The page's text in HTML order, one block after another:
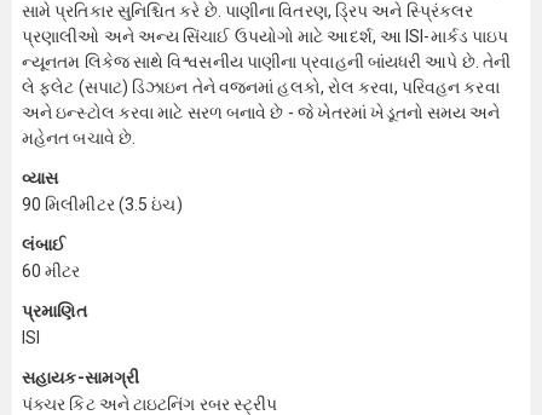
સામે પ્રતિકાર સુનિશ્ચિત કરે છે. પાણીના વિતરણ, ડ્રિપ અને સ્પ્રિંકલર
પ્રણાલીઓ અને અન્ય સિંચાઈ ઉપયોગો માટે આદર્શ, આ ISI-માર્કડ પાઇપ
ન્યૂનતમ લિકેજ સાથે વિશ્વસનીય પાણીના પ્રવાહની બાંયધરી આપે છે. તેની
લે ફ્લેટ (સપાટ) ડિઝાઇન તેને વજનમાં હલકો, રોલ કરવા, પરિવહન કરવા
અને ઇન્સ્ટોલ કરવા માટે સરળ બનાવે છે - જે ખેતરમાં ખેડૂતનો સમય અને
મહેનત બચાવે છે.
વ્યાસ
90 મિલીમીટર (3.5 ઇંચ)
લંબાઈ
60 મીટર
પ્રમાણિત
ISI
સહાયક-સામગ્રી
પંક્ચર કિટ અને ટાઇટનિંગ રબર સ્ટ્રીપ